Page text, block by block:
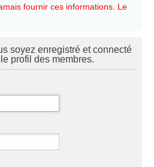
fournir ces informations. Le
soyez enregistré et connecté
profil des membres.